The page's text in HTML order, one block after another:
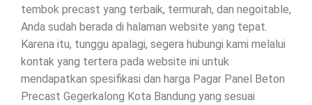
tembok precast yang terbaik, termurah, dan negoitable,
Anda sudah berada di halaman website yang tepat.
Karena itu, tunggu apalagi, segera hubungi kami melalui
kontak yang tertera pada website ini untuk
mendapatkan spesifikasi dan harga Pagar Panel Beton
Precast Gegerkalong Kota Bandung yang sesuai